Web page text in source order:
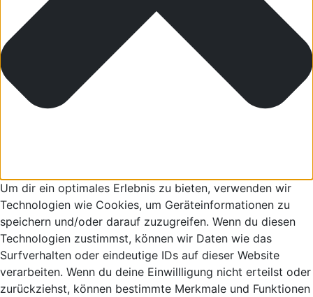
Um dir ein optimales Erlebnis zu bieten, verwenden wir
Technologien wie Cookies, um Geräteinformationen zu
speichern und/oder darauf zuzugreifen. Wenn du diesen
Technologien zustimmst, können wir Daten wie das
Surfverhalten oder eindeutige IDs auf dieser Website
verarbeiten. Wenn du deine Einwillligung nicht erteilst oder
zurückziehst, können bestimmte Merkmale und Funktionen